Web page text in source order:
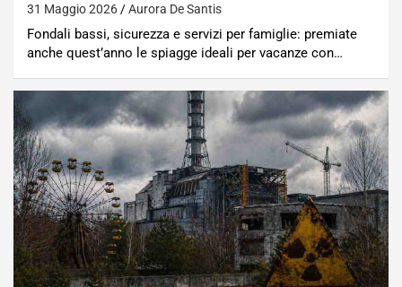
31 Maggio 2026 Aurora De Santis
Fondali bassi, sicurezza e servizi per famiglie: premiate
anche quest’anno le spiagge ideali per vacanze con…